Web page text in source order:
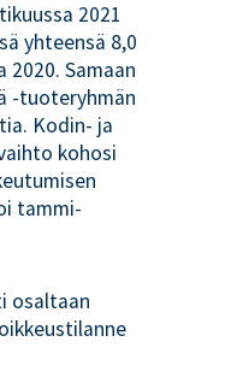
2021
yhteensä 8,0
Samaan
-tuoteryhmän
Kodin- ja
kohosi
tammi-
osaltaan